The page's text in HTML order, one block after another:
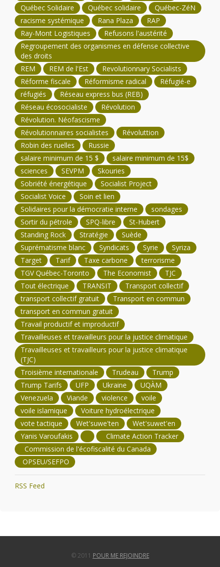
Québec Solidaire
Québec solidaire
Québec-ZéN
racisme systémique
Rana Plaza
RAP
Ray-Mont Logistiques
Refusons l'austérité
Regroupement des organismes en défense collective
des droits
REM
REM de l'Est
Revolutionnary Socialists
Réforme fiscale
Réformisme radical
Réfugié-e
réfugiés
Réseau express bus (REB)
Réseau écosocialiste
Révolution
Révolution. Néofascisme
Révolutionnaires socialistes
Révoluttion
Robin des ruelles
Russie
salaire minimum de 15 $
salaire minimum de 15$
sciences
SEVPM
Skouries
Sobriété énergétique
Socialist Project
Socialist Voice
Soin et lien
Solidaires pour la démocratie interne
sondages
Sortir du pétrole
SPQ-libre
St-Hubert
Standing Rock
Stratégie
Suède
Suprématisme blanc
Syndicats Syrie
Syriza
Target
Tarif Taxe carbone
terrorisme
TGV Québec-Toronto
The Economist
TJC
Tout électrique
TRANSIT
Transport collectif
transport collectif gratuit
Transport en commun
transport en commun gratuit
Travail productif et improductif
Travailleuses et travailleurs pour la justice climatique
Travailleuses et travailleurs pour la justice climatique
(TJC)
Troisième internationale
Trudeau
Trump
Trump Tarifs
UFP Ukraine
UQÀM
Venezuela
Viande violence
voile
voile islamique
Voiture hydroélectrique
vote tactique
Wet'suwe'ten
Wet'suwet'en
Yanis Varoufakis
Climate Action Tracker
Commission de l'écofiscalité du Canada
OPSEU/SEFPO
RSS Feed
© 2011 POUR ME REJOINDRE